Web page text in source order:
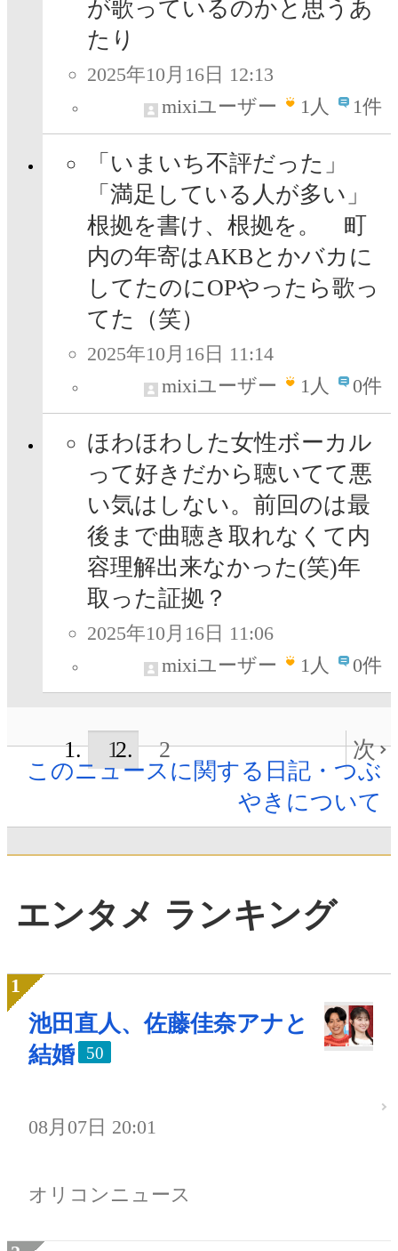
が歌っているのかと思うあ
たり
2025年10月16日 12:13
mixiユーザー
1人 1件
「いまいち不評だった」
「満足している人が多い」
根拠を書け、根拠を。 町
内の年寄はAKBとかバカに
してたのにOPやったら歌っ
てた（笑）
2025年10月16日 11:14
mixiユーザー
1人 0件
ほわほわした女性ボーカル
って好きだから聴いてて悪
い気はしない。前回のは最
後まで曲聴き取れなくて内
容理解出来なかった(笑)年
取った証拠？
2025年10月16日 11:06
mixiユーザー
1人 0件
1 2
次
このニュースに関する日記・つぶ
やきについて
エンタメ ランキング
池田直人、佐藤佳奈アナと
結婚
50
08月07日 20:01
オリコンニュース